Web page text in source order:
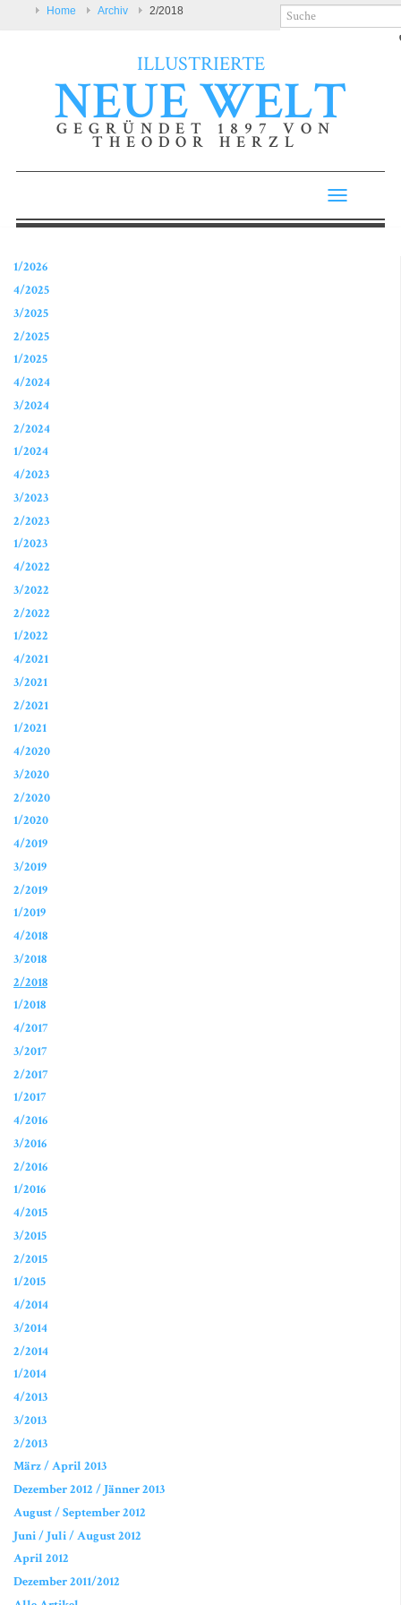
Home Archiv 2/2018
ILLUSTRIERTE
NEUE WELT
GEGRÜNDET 1897 VON
THEODOR HERZL
Toggle
1/2026
4/2025
3/2025
2/2025
1/2025
4/2024
3/2024
2/2024
1/2024
4/2023
3/2023
2/2023
1/2023
4/2022
3/2022
2/2022
1/2022
4/2021
3/2021
2/2021
1/2021
4/2020
3/2020
2/2020
1/2020
4/2019
3/2019
2/2019
1/2019
4/2018
3/2018
2/2018
1/2018
4/2017
3/2017
2/2017
1/2017
4/2016
3/2016
2/2016
1/2016
4/2015
3/2015
2/2015
1/2015
4/2014
3/2014
2/2014
1/2014
4/2013
3/2013
2/2013
März / April 2013
Dezember 2012 / Jänner 2013
August / September 2012
Juni / Juli / August 2012
April 2012
Dezember 2011/2012